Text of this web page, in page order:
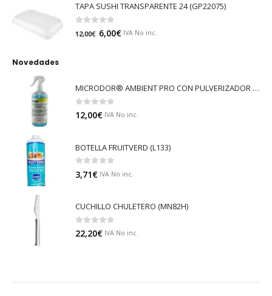
TAPA SUSHI TRANSPARENTE 24 (GP22075)
out of 5
12,00€ 6,00€ IVA No inc.
Novedades
MICRODOR® AMBIENT PRO CON PULVERIZADOR (LB08)
0 out of 5
12,00€ IVA No inc.
BOTELLA FRUITVERD (L133)
0 out of 5
3,71€ IVA No inc.
CUCHILLO CHULETERO (MN82H)
0out of 5
22,20€ IVA No inc.